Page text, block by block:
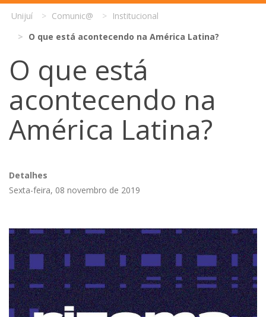
Unijuí Comunic@
Institucional
O que está acontecendo na América Latina?
O que está
acontecendo na
América Latina?
Detalhes
Sexta-feira, 08 novembro de 2019